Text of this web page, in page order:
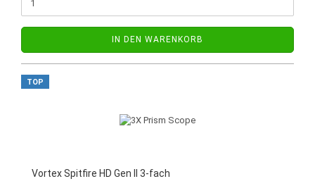
IN DEN WARENKORB
TOP
Vortex Spitfire HD Gen II 3-fach